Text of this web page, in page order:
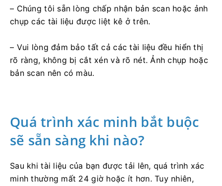
– Chúng tôi sẵn lòng chấp nhận bản scan hoặc ảnh
chụp các tài liệu được liệt kê ở trên.
– Vui lòng đảm bảo tất cả các tài liệu đều hiển thị
rõ ràng, không bị cắt xén và rõ nét. Ảnh chụp hoặc
bản scan nên có màu.
Quá trình xác minh bắt buộc
sẽ sẵn sàng khi nào?
Sau khi tài liệu của bạn được tải lên, quá trình xác
minh thường mất 24 giờ hoặc ít hơn. Tuy nhiên,